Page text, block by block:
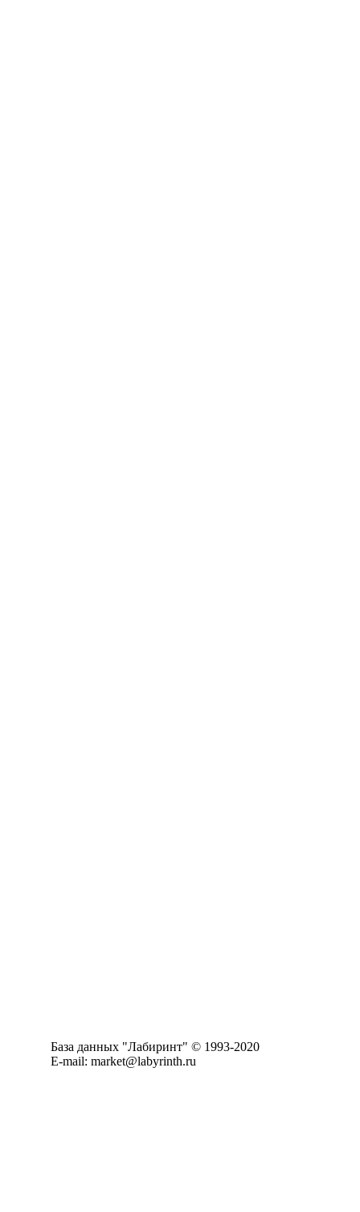
База данных "Лабиринт" © 1993-2020
E-mail: market@labyrinth.ru